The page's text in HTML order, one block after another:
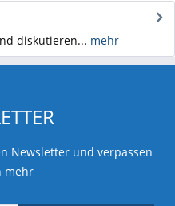
diskutieren... mehr
Newsletter und verpassen
mehr